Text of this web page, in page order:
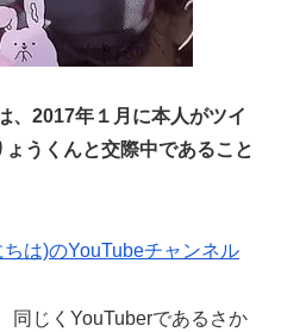
、2017年１月に本人がツイ
うくんと交際中であること
は)のYouTubeチャンネル
同じくYouTuberであるさか